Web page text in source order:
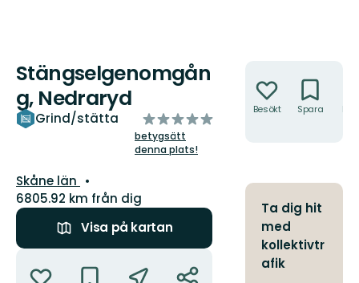
Stängselgenomgån
g, Nedraryd
Grind/stätta
av
5
stjärnor
betygsätt
denna plats!
Län:
Skåne län
6805.92 km från dig
Visa på kartan
Besökt Spara
Ta dig hit
med
kollektivtr
afik